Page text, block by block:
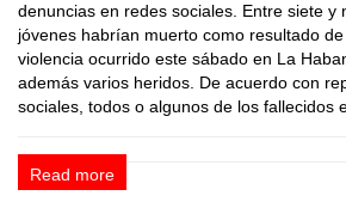
denuncias en redes sociales. Entre siete y
jóvenes habrían muerto como resultado
violencia ocurrido este sábado en La
además varios heridos. De acuerdo con
sociales, todos o algunos de los fallecidos
Read more